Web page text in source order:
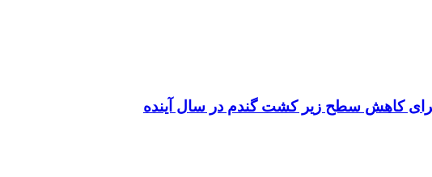
کاهش سطح زیر کشت گندم در سال آینده